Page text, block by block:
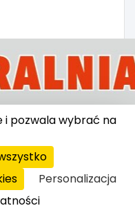
i pozwala wybrać na
Personalizacja